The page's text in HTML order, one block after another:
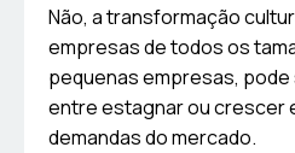
Não, a transformação
empresas de todos os
pequenas empresas,
entre estagnar ou crescer
demandas do mercado.